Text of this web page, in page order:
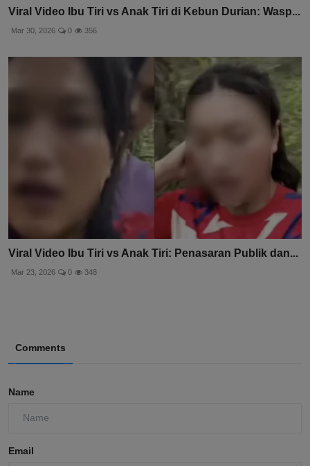
Viral Video Ibu Tiri vs Anak Tiri di Kebun Durian: Wasp...
Mar 30, 2026 0 356
Viral Video Ibu Tiri vs Anak Tiri: Penasaran Publik dan...
Mar 23, 2026 0 348
Comments
Name
Email